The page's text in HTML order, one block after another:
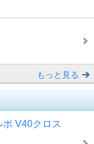
もっと見る
ボ V40クロス